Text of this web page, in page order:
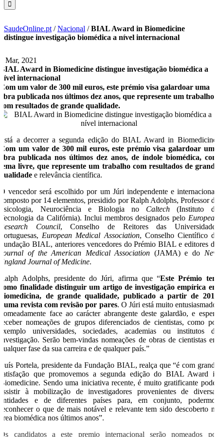
SaudeOnline.pt /Nacional /BIAL Award in Biomedicine
distingue investigação biomédica a nível internacional
5 Mar, 2021
BIAL Award in Biomedicine distingue investigação biomédica a
nível internacional
Com um valor de 300 mil euros, este prémio visa galardoar uma
obra publicada nos últimos dez anos, que represente um trabalho
com resultados de grande qualidade.
Está a decorrer a segunda edição do BIAL Award in Biomedicine.
Com um valor de 300 mil euros, este prémio visa galardoar uma
obra publicada nos últimos dez anos, de índole biomédica, com
tema livre, que represente um trabalho com resultados de grande
qualidade e relevância científica.
O vencedor será escolhido por um Júri independente e internacional,
composto por 14 elementos, presidido por Ralph Adolphs, Professor de
Psicologia, Neurociência e Biologia no Caltech (Instituto de
Tecnologia da Califórnia). Inclui membros designados pelo European
Research Council, Conselho de Reitores das Universidades
Portuguesas, European Medical Association, Conselho Científico da
Fundação BIAL, anteriores vencedores do Prémio BIAL e editores do
Journal of the American Medical Association (JAMA) e do New
England Journal of Medicine.
Ralph Adolphs, presidente do Júri, afirma que “Este Prémio tem
como finalidade distinguir um artigo de investigação empírica em
biomedicina, de grande qualidade, publicado a partir de 2012
numa revista com revisão por pares. O Júri está muito entusiasmado,
nomeadamente face ao carácter abrangente deste galardão, e espera
receber nomeações de grupos diferenciados de cientistas, como por
exemplo universidades, sociedades, academias ou institutos de
investigação. Serão bem-vindas nomeações de obras de cientistas em
qualquer fase da sua carreira e de qualquer país.”
Luís Portela, presidente da Fundação BIAL, realça que “é com grande
satisfação que promovemos a segunda edição do BIAL Award in
Biomedicine. Sendo uma iniciativa recente, é muito gratificante poder
assistir à mobilização de investigadores provenientes de diversas
entidades e de diferentes países para, em conjunto, podermos
reconhecer o que de mais notável e relevante tem sido descoberto na
área biomédica nos últimos anos”.
Os candidatos a este premio internacional serão nomeados por